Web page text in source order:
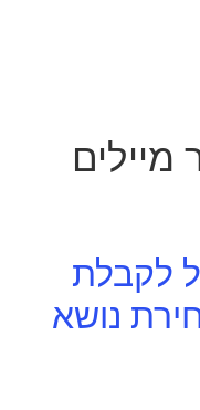
לקבלת
נושא